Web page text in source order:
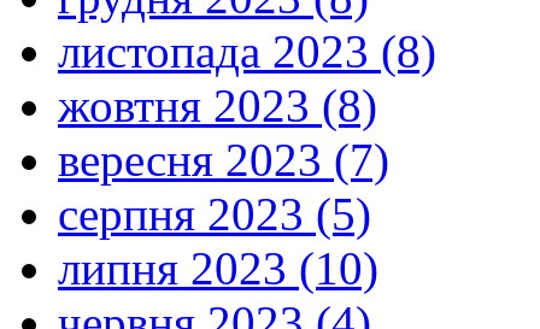
листопада 2023 (8)
жовтня 2023 (8)
вересня 2023 (7)
серпня 2023 (5)
липня 2023 (10)